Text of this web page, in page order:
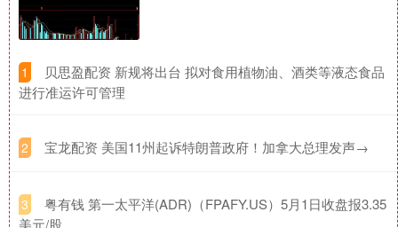
1
​贝思盈配资 新规将出台 拟对食用植物油、酒类等液态食品
进行准运许可管理
2 ​宝龙配资 美国11州起诉特朗普政府！加拿大总理发声→
3
​粤有钱 第一太平洋(ADR)（FPAFY.US）5月1日收盘报3.35
美元/股